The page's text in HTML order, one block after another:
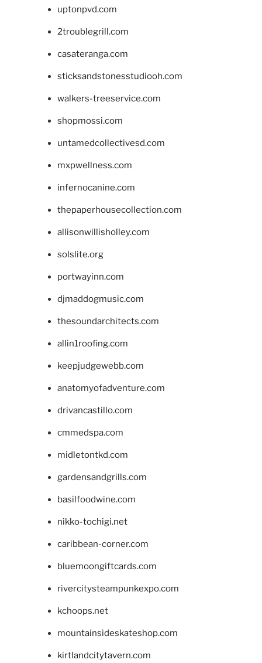
uptonpvd.com
2troublegrill.com
casateranga.com
sticksandstonesstudiooh.com
walkers-treeservice.com
shopmossi.com
untamedcollectivesd.com
mxpwellness.com
infernocanine.com
thepaperhousecollection.com
allisonwillisholley.com
solslite.org
portwayinn.com
djmaddogmusic.com
thesoundarchitects.com
allin1roofing.com
keepjudgewebb.com
anatomyofadventure.com
drivancastillo.com
cmmedspa.com
midletontkd.com
gardensandgrills.com
basilfoodwine.com
nikko-tochigi.net
caribbean-corner.com
bluemoongiftcards.com
rivercitysteampunkexpo.com
kchoops.net
mountainsideskateshop.com
kirtlandcitytavern.com